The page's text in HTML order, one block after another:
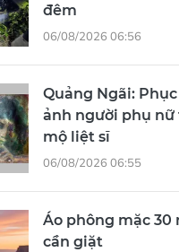
đêm
06/08/2026 06:56
Quảng Ngãi:
ảnh người phụ
mộ liệt sĩ
06/08/2026 06:55
Áo phông mặc 30
cần giặt